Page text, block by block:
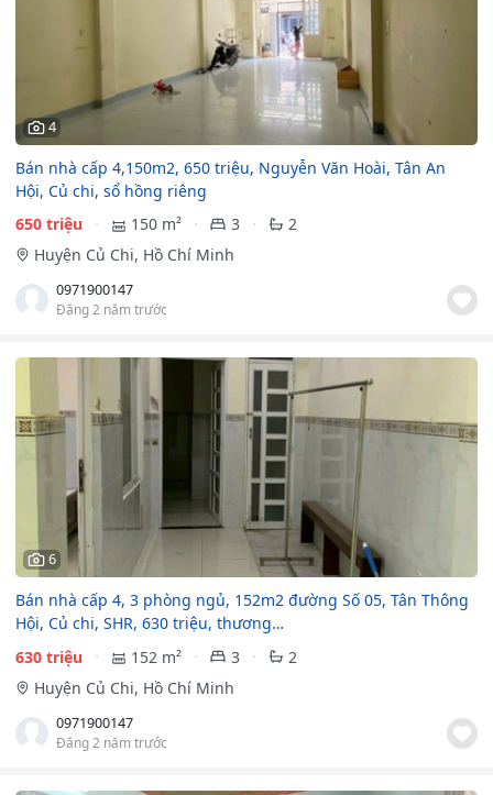
4
Bán nhà cấp 4,150m2, 650 triệu, Nguyễn Văn Hoài, Tân An
Hội, Củ chi, sổ hồng riêng
650 triệu
150 m² 3
2
Huyện Củ Chi, Hồ Chí Minh
0971900147
Đăng 2 năm trước
6
Bán nhà cấp 4, 3 phòng ngủ, 152m2 đường Số 05, Tân Thông
Hội, Củ chi, SHR, 630 triệu, thương…
630 triệu
152 m² 3
2
Huyện Củ Chi, Hồ Chí Minh
0971900147
Đăng 2 năm trước